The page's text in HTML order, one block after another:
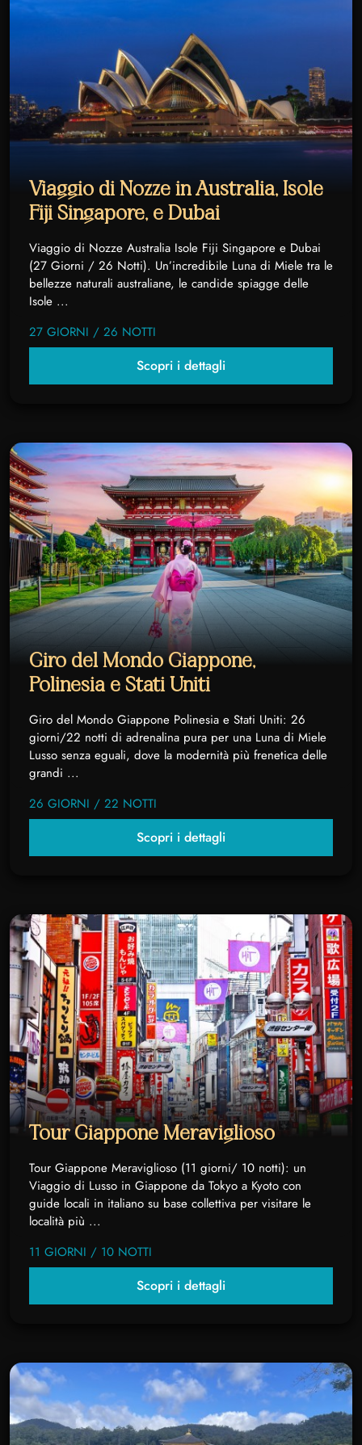
Viaggio di Nozze in Australia, Isole
Fiji Singapore, e Dubai
Viaggio di Nozze Australia Isole Fiji Singapore e Dubai
(27 Giorni / 26 Notti). Un’incredibile Luna di Miele tra le
bellezze naturali australiane, le candide spiagge delle
Isole ...
27 GIORNI / 26 NOTTI
Scopri i dettagli
Giro del Mondo Giappone,
Polinesia e Stati Uniti
Giro del Mondo Giappone Polinesia e Stati Uniti: 26
giorni/22 notti di adrenalina pura per una Luna di Miele
Lusso senza eguali, dove la modernità più frenetica delle
grandi ...
26 GIORNI / 22 NOTTI
Scopri i dettagli
Tour Giappone Meraviglioso
Tour Giappone Meraviglioso (11 giorni/ 10 notti): un
Viaggio di Lusso in Giappone da Tokyo a Kyoto con
guide locali in italiano su base collettiva per visitare le
località più ...
11 GIORNI / 10 NOTTI
Scopri i dettagli